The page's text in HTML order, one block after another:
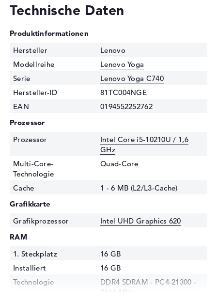
Technische Daten
Produktinformationen
Hersteller
Lenovo
Modellreihe
Lenovo Yoga
Serie
Lenovo Yoga C740
Hersteller-ID
81TC004NGE
EAN
0194552252762
Prozessor
Prozessor
Intel Core i5-10210U / 1,6
GHz
Multi-Core-
Technologie
Quad-Core
Cache
1 - 6 MB (L2/L3-Cache)
Grafikkarte
Grafikprozessor
Intel UHD Graphics 620
RAM
1. Steckplatz
16 GB
Installiert
16 GB
Technologie
DDR4 SDRAM - PC4-21300 -
2666 MHz